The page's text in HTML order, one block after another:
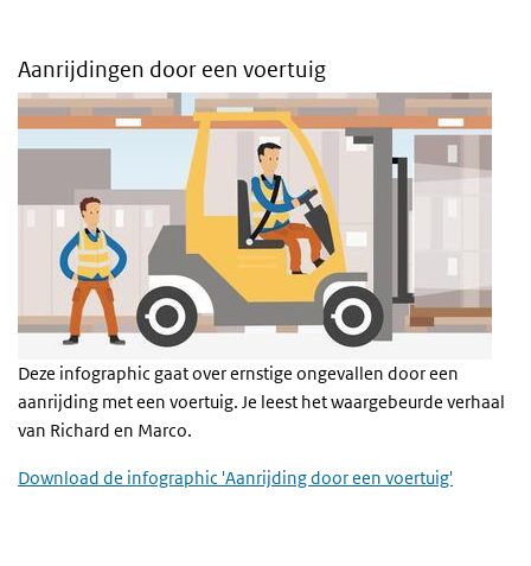
Aanrijdingen door een voertuig
Deze infographic gaat over ernstige ongevallen door een
aanrijding met een voertuig. Je leest het waargebeurde verhaal
van Richard en Marco.
Download de infographic 'Aanrijding door een voertuig'